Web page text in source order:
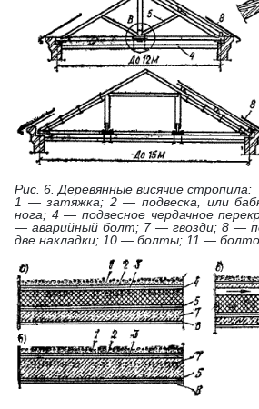
Рис. 6. Деревянные висячие стропила:
1 — затяжка; 2 — подвеска, или
нога; 4 — подвесное чердачное
— аварийный болт; 7 — гвозди; 8 —
две накладки; 10 — болты; 11 —